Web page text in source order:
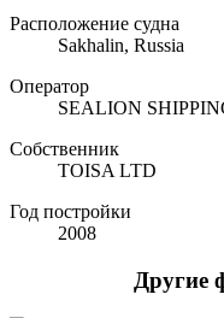
Расположение судна
Sakhalin, Russia
Оператор
SEALION
Собственник
TOISA LTD
Год постройки
2008
Другие